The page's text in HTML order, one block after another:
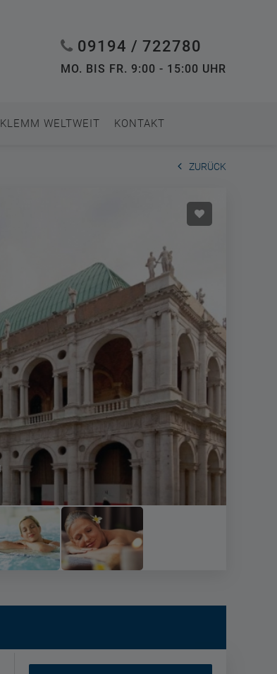
09194 / 722780
MO. BIS FR. 9:00 - 15:00 UHR
KLEMM WELTWEIT KONTAKT
ZURÜCK